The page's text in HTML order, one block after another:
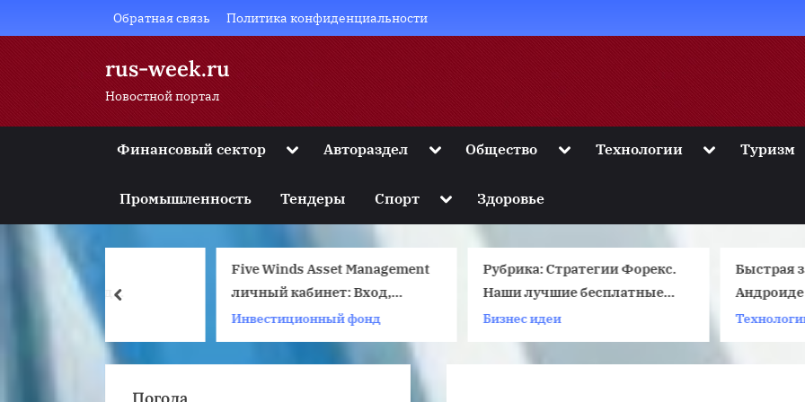
to
Обратная связь Политика конфиденциальности
rus-week.ru
Новостной портал
Финансовый сектор Toggle
menu
Toggle
menu
Toggle
sub-
menu
Toggle
sub-
Автораздел ToggleОбщество ToggleТехнологии ToggleТуризм
Промышленность Тендеры Спорт Toggle
menu
Здоровье
Five Winds Asset Management
личный кабинет: Вход,
регистрация, на русском
языке — Five Winds Asset
Management официальный
Инвестиционный фонд
Рубрика: Стратегии Форекс.
Наши лучшие бесплатные
стратегии форекс
Быстрая запись
Андроиде с помощью
мобильных
prev